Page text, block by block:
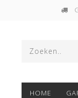
HOME